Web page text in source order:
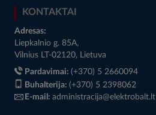
KONTAKTAI
Adresas:
Liepkalnio g. 85A,
Vilnius LT-02120, Lietuva
Pardavimai: (+370) 5 2660094
Buhalterija: (+370) 5 2398062
E-mail: administracija@elektrobalt.lt